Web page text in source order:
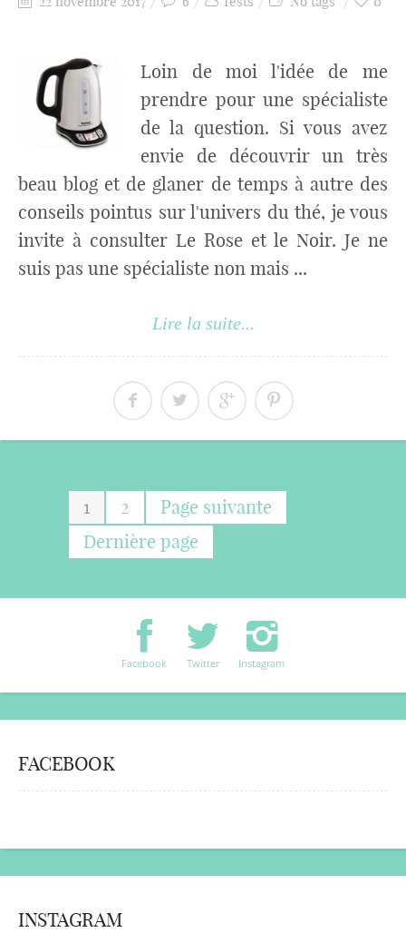
Loin de moi l'idée de me
prendre pour une spécialiste
de la question. Si vous avez
envie de découvrir un très
beau blog et de glaner de temps à autre des
conseils pointus sur l'univers du thé, je vous
invite à consulter Le Rose et le Noir. Je ne
suis pas une spécialiste non mais ...
Lire la suite...
1 2
Page suivante
Dernière page
Facebook Twitter Instagram
FACEBOOK
INSTAGRAM